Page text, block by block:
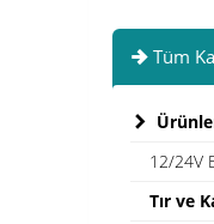
Tüm
12/24V
Tır ve